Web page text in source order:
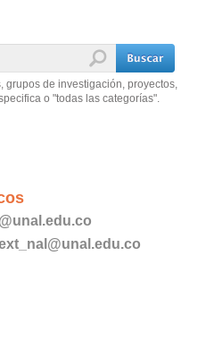
grupos de investigación, proyectos,
o "todas las categorías".